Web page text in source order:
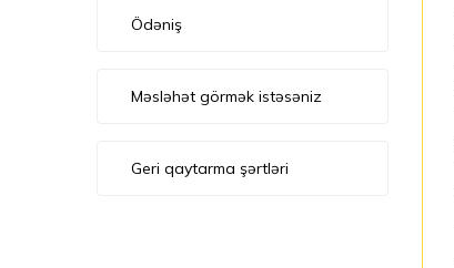
Ödəniş
Məsləhət görmək istəsəniz
Geri qaytarma şərtləri